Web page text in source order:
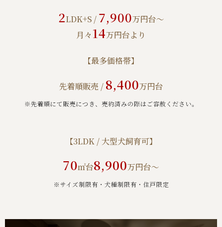
2LDK+S / 7,900万円台～
月々 14万円台より
【最多価格帯】
先着順販売 / 8,400万円台
※先着順にて販売につき、売約済みの際はご容赦ください。
【3LDK / 大型犬飼育可】
70㎡台8,900万円台～
※サイズ制限有・犬種制限有・住⼾限定